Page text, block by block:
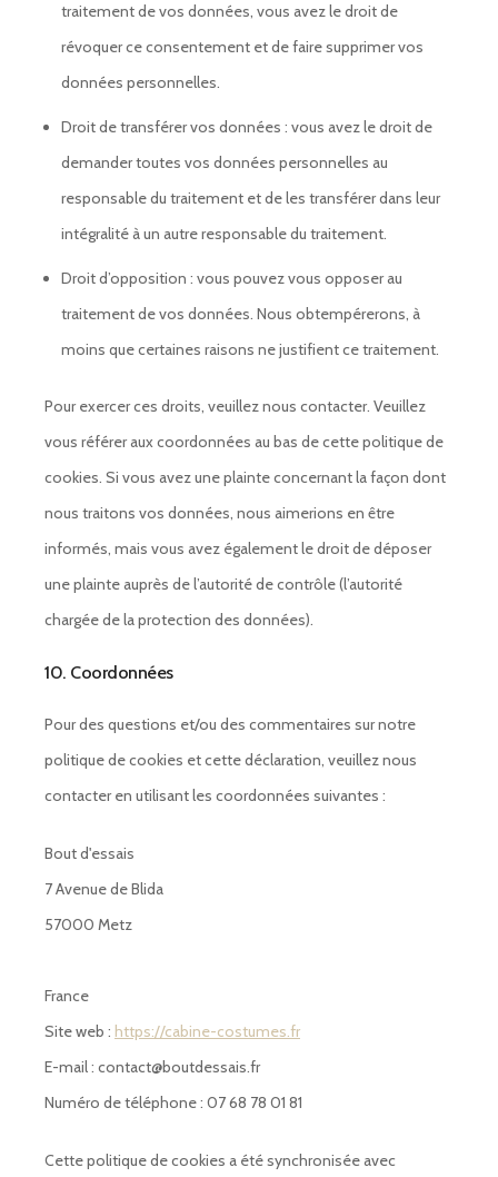
traitement de vos données, vous avez le droit de
révoquer ce consentement et de faire supprimer vos
données personnelles.
Droit de transférer vos données : vous avez le droit de
demander toutes vos données personnelles au
responsable du traitement et de les transférer dans leur
intégralité à un autre responsable du traitement.
Droit d’opposition : vous pouvez vous opposer au
traitement de vos données. Nous obtempérerons, à
moins que certaines raisons ne justifient ce traitement.
Pour exercer ces droits, veuillez nous contacter. Veuillez
vous référer aux coordonnées au bas de cette politique de
cookies. Si vous avez une plainte concernant la façon dont
nous traitons vos données, nous aimerions en être
informés, mais vous avez également le droit de déposer
une plainte auprès de l’autorité de contrôle (l’autorité
chargée de la protection des données).
10. Coordonnées
Pour des questions et/ou des commentaires sur notre
politique de cookies et cette déclaration, veuillez nous
contacter en utilisant les coordonnées suivantes :
Bout d'essais
7 Avenue de Blida
57000 Metz
France
Site web : https://cabine-costumes.fr
E-mail : contact@boutdessais.fr
Numéro de téléphone : 07 68 78 01 81
Cette politique de cookies a été synchronisée avec